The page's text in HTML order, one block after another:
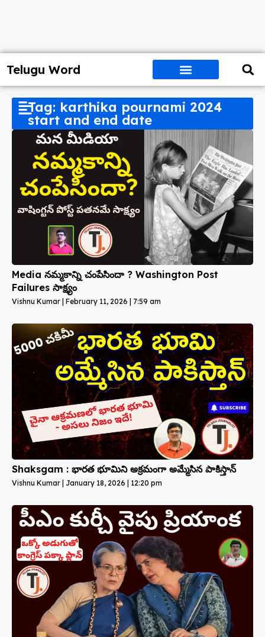
Telugu Word
Tag: karthika pournami 2024
start and end date
Media నమ్మకాన్ని చంపేసిందా ? Washington Post
Failures సాక్ష్యం
Vishnu Kumar February 11, 2026 7:59 am
Shaksgam : భారత భూమిని అక్రమంగా అమ్మేసిన పాకిస్తాన్
Vishnu Kumar January 18, 2026 12:20 pm